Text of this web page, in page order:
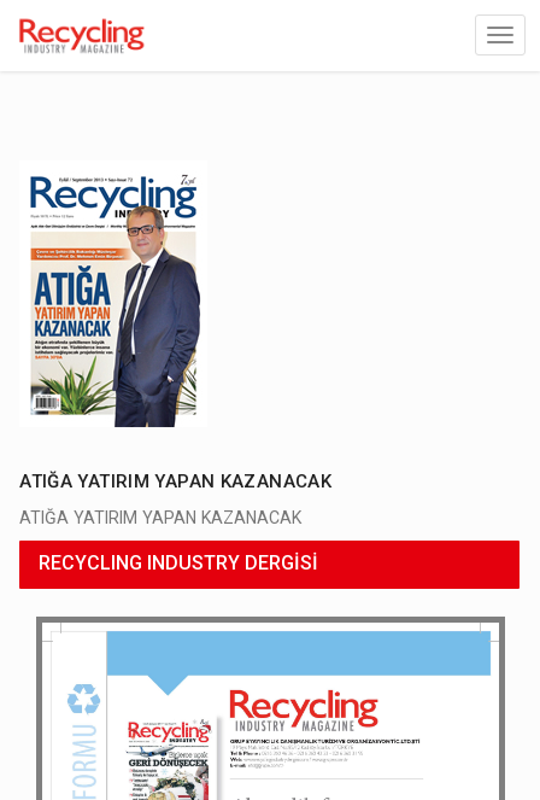
ATIĞA YATIRIM YAPAN KAZANACAK
ATIĞA YATIRIM YAPAN KAZANACAK
RECYCLING INDUSTRY DERGİSİ